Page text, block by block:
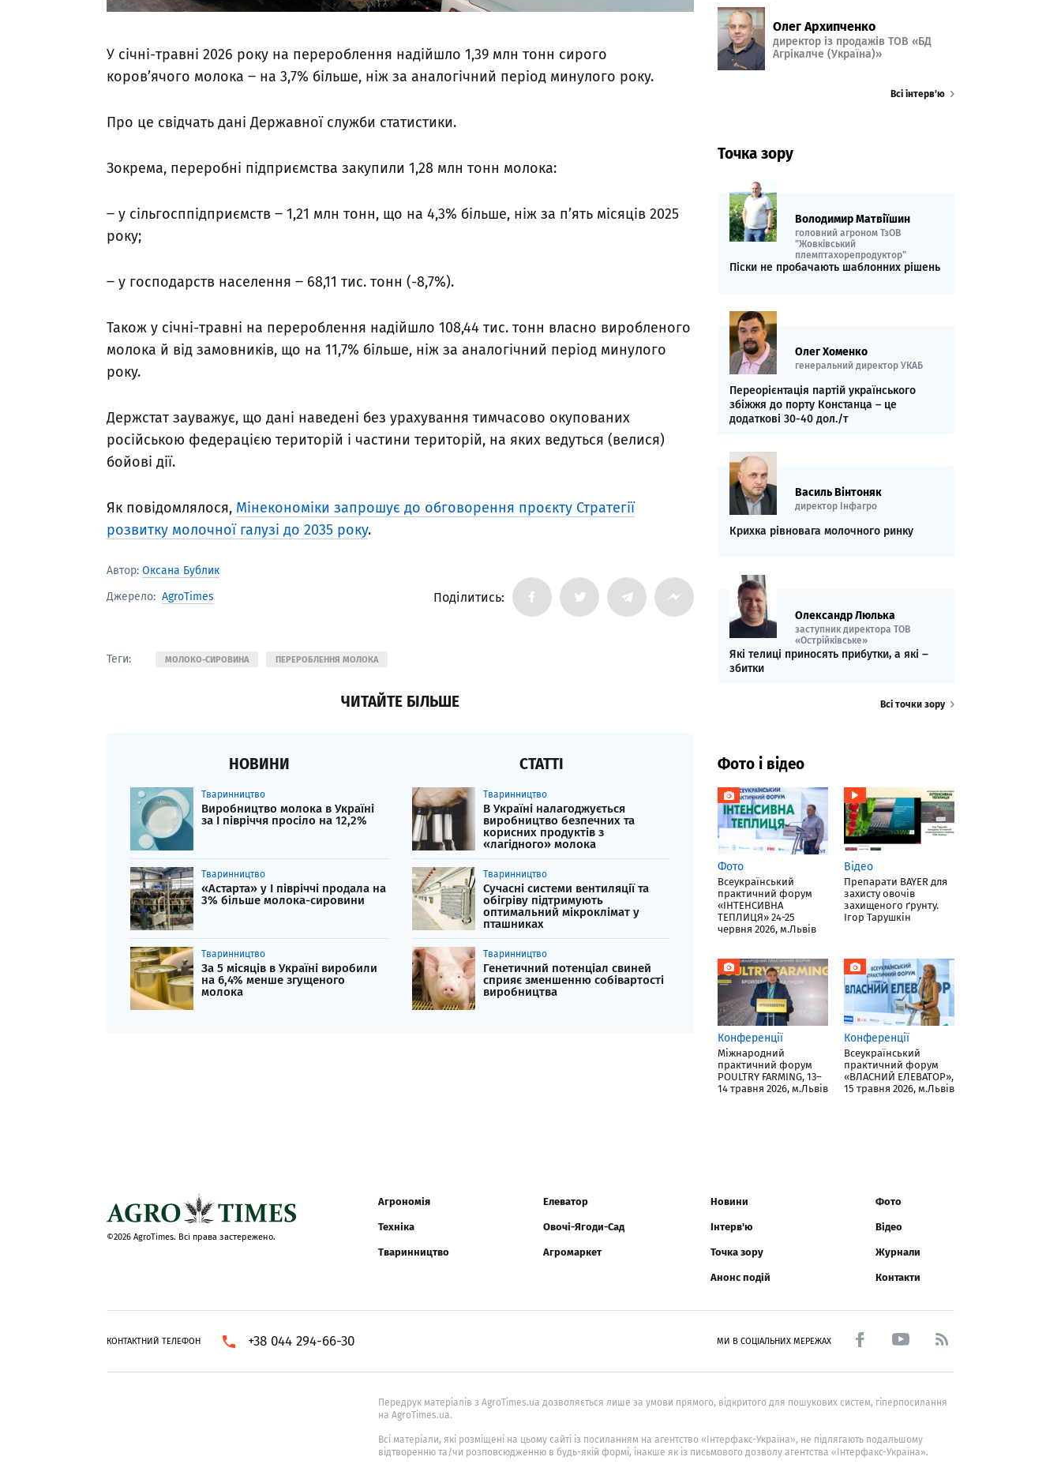
У січні-травні 2026 року на перероблення надійшло 1,39 млн тонн сирого
коров’ячого молока ‒ на 3,7% більше, ніж за аналогічний період минулого року.
Про це свідчать дані Державної служби статистики.
Зокрема, переробні підприємства закупили 1,28 млн тонн молока:
‒ у сільгосппідприємств ‒ 1,21 млн тонн, що на 4,3% більше, ніж за п’ять місяців 2025
року;
‒ у господарств населення ‒ 68,11 тис. тонн (-8,7%).
Також у січні-травні на перероблення надійшло 108,44 тис. тонн власно виробленого
молока й від замовників, що на 11,7% більше, ніж за аналогічний період минулого
року.
Держстат зауважує, що дані наведені без урахування тимчасово окупованих
російською федерацією територій і частини територій, на яких ведуться (велися)
бойові дії.
Як повідомлялося, Мінекономіки запрошує до обговорення проєкту Стратегії
розвитку молочної галузі до 2035 року.
Автор: Оксана Бублик
Джерело: AgroTimes Поділитись:
Теги: МОЛОКО-СИРОВИНА ПЕРЕРОБЛЕННЯ МОЛОКА
ЧИТАЙТЕ БІЛЬШЕ
НОВИНИ
Тваринництво
Виробництво молока в Україні
за І півріччя просіло на 12,2%
Тваринництво
«Астарта» у І півріччі продала на
3% більше молока-сировини
Тваринництво
За 5 місяців в Україні виробили
на 6,4% менше згущеного
молока
СТАТТІ
Тваринництво
В Україні налагоджується
виробництво безпечних та
корисних продуктів з
«лагідного» молока
Тваринництво
Сучасні системи вентиляції та
обігріву підтримують
оптимальний мікроклімат у
пташниках
Тваринництво
Генетичний потенціал свиней
сприяє зменшенню собівартості
виробництва
Олег Архипченко
директор із продажів ТОВ «БД
Агрікалче (Україна)»
Всі інтерв’ю
Точка зору
Володимир Матвіїшин
головний агроном ТзОВ
"Жовківський
племптахорепродуктор"
Піски не пробачають шаблонних рішень
Олег Хоменко
генеральний директор УКАБ
Переорієнтація партій українського
збіжжя до порту Констанца – це
додаткові 30-40 дол./т
Василь Вінтоняк
директор Інфагро
Крихка рівновага молочного ринку
Олександр Люлька
заступник директора ТОВ
«Острійківське»
Які телиці приносять прибутки, а які ‒
збитки
Всі точки зору
Фото і відео
Фото
Всеукраїнський
практичний форум
«ІНТЕНСИВНА
ТЕПЛИЦЯ» 24-25
червня 2026, м.Львів
Відео
Препарати BAYER для
захисту овочів
захищеного ґрунту.
Ігор Тарушкін
Конференції
Міжнародний
практичний форум
POULTRY FARMING, 13–
14 травня 2026, м.Львів
Конференції
Всеукраїнський
практичний форум
«ВЛАСНИЙ ЕЛЕВАТОР»,
15 травня 2026, м.Львів
©2026 AgroTimes. Всі права застережено.
Агрономія
Техніка
Тваринництво
Елеватор
Овочі-Ягоди-Сад
Агромаркет
Новини
Інтерв'ю
Точка зору
Анонс подій
Фото
Відео
Журнали
Контакти
КОНТАКТНИЙ ТЕЛЕФОН +38 044 294-66-30 МИ В СОЦІАЛЬНИХ МЕРЕЖАХ
Передрук матеріалів з AgroTimes.ua дозволяється лише за умови прямого, відкритого для пошукових систем, гіперпосилання
на AgroTimes.ua.
Всі матеріали, які розміщені на цьому сайті із посиланням на агентство «Інтерфакс-Україна», не підлягають подальшому
відтворенню та/чи розповсюдженню в будь-якій формі, інакше як із письмового дозволу агентства «Інтерфакс-Україна».